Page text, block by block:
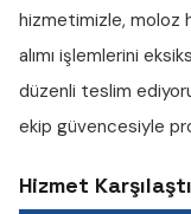
hizmetimizle, moloz
alımı işlemlerini
düzenli teslim
ekip güvencesiyle
Hizmet